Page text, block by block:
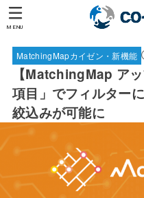
MENU
MatchingMapカイゼン・新機能
【MatchingMap ア
項目」でフィルター
絞込みが可能に